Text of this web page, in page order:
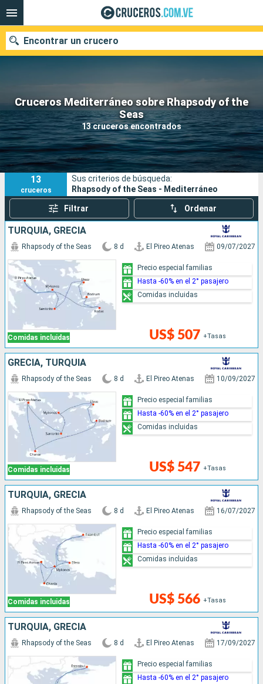
Cruceros Mediterráneo sobre Rhapsody of the
Seas
13 cruceros encontrados
Encontrar un crucero
Nuestros destinos
Fecha de salida
Puertos Compañías
Buscar
13
cruceros
Sus criterios de búsqueda:
Rhapsody of the Seas - Mediterráneo
Filtrar Ordenar
TURQUÍA, GRECIA
Comidas incluidas
Rhapsody of the Seas 8 d El Pireo Atenas 09/07/2027
US$ 507 +Tasas
Precio especial familias
Hasta -60% en el 2° pasajero
Comidas incluidas
GRECIA, TURQUÍA
Comidas incluidas
Rhapsody of the Seas 8 d El Pireo Atenas 10/09/2027
US$ 547 +Tasas
Precio especial familias
Hasta -60% en el 2° pasajero
Comidas incluidas
TURQUÍA, GRECIA
Comidas incluidas
Rhapsody of the Seas 8 d El Pireo Atenas 16/07/2027
US$ 566 +Tasas
Precio especial familias
Hasta -60% en el 2° pasajero
Comidas incluidas
TURQUÍA, GRECIA
Rhapsody of the Seas 8 d El Pireo Atenas 17/09/2027
Precio especial familias
Hasta -60% en el 2° pasajero